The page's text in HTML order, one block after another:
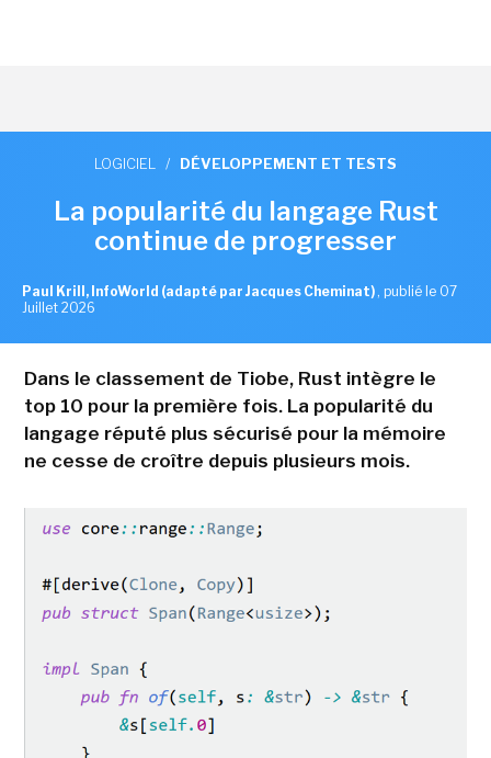
LOGICIEL / DÉVELOPPEMENT ET TESTS
La popularité du langage Rust
continue de progresser
Paul Krill, InfoWorld (adapté par Jacques Cheminat) , publié le 07
Juillet 2026
Dans le classement de Tiobe, Rust intègre le
top 10 pour la première fois. La popularité du
langage réputé plus sécurisé pour la mémoire
ne cesse de croître depuis plusieurs mois.